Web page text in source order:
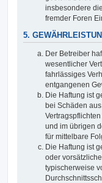
insbesondere
fremder Foren
5.
Der Betreiber
wesentlicher
fahrlässiges
entgangenen
Die Haftung ist
bei Schäden
und im übrigen
für mittelbare
Die Haftung ist
oder
typischerweise